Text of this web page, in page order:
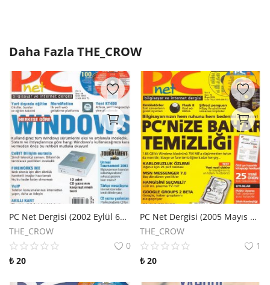
Daha Fazla THE_CROW
PC Net Dergisi (2002 Eylül 60. Sayı)
THE_CROW
0
₺ 20
PC Net Dergisi (2005 Mayıs 92. Sayı)
THE_CROW
1
₺20